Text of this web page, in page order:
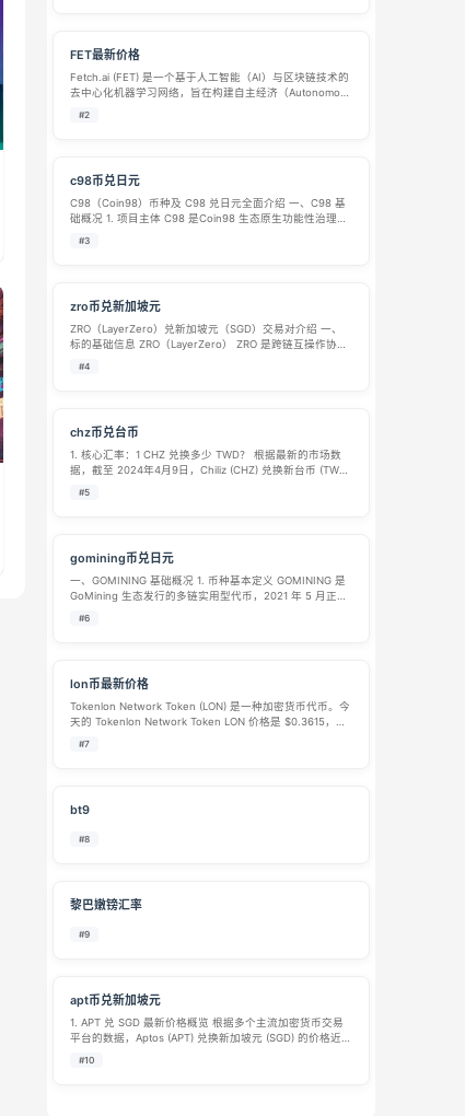
FET最新价格
Fetch.ai (FET) 是一个基于人工智能（AI）与区块链技术的
去中心化机器学习网络，旨在构建自主经济（Autonomous
Economic Agents, AEA）生态系统。FET 代币用于支付网
#2
c98币兑日元
C98（Coin98）币种及 C98 兑日元全面介绍 一、C98 基
础概况 1. 项目主体 C98 是Coin98 生态原生功能性治理代
币，Coin98 诞生于 2020 年，是一站式全链路跨链 DeFi
#3
zro币兑新加坡元
ZRO（LayerZero）兑新加坡元（SGD）交易对介绍 一、
标的基础信息 ZRO（LayerZero） ZRO 是跨链互操作协议
LayerZero 的原生代币，总供应量 10 亿枚，具备治理、质
#4
chz币兑台币
1. 核心汇率：1 CHZ 兑换多少 TWD？ 根据最新的市场数
据，截至 2024年4月9日，Chiliz (CHZ) 兑换新台币 (TWD)
的参考汇率为： 1 CHZ ≈ 4.80 TWD1 TWD ≈ 0.2082 CHZ
#5
gomining币兑日元
一、GOMINING 基础概况 1. 币种基本定义 GOMINING 是
GoMining 生态发行的多链实用型代币，2021 年 5 月正式
上线，依托以太坊、BNB 链、Solana 等多条公链部署智能
#6
lon币最新价格
Tokenlon Network Token (LON) 是一种加密货币代币。今
天的 Tokenlon Network Token LON 价格是 $0.3615，过
去 24 小时的 Tokenlon Network Token 交易量是 …
#7
bt9
#8
黎巴嫩镑汇率
#9
apt币兑新加坡元
1. APT 兑 SGD 最新价格概览 根据多个主流加密货币交易
平台的数据，Aptos (APT) 兑换新加坡元 (SGD) 的价格近期
波动较大。以下是不同平台在近期的报价参考： 平台 / 数
#10